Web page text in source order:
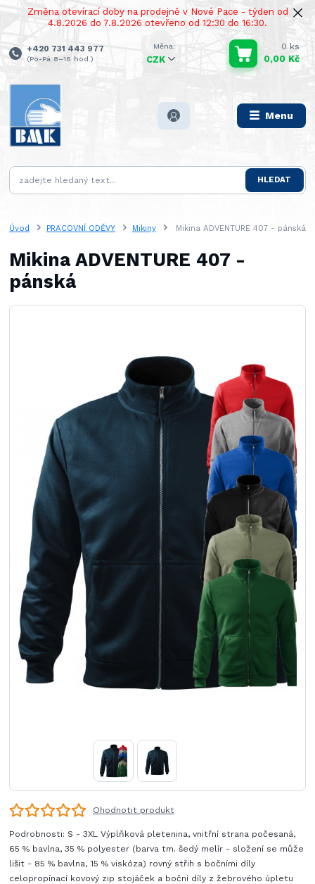
Změna otevírací doby na prodejně v Nové Pace - týden od
4.8.2026 do 7.8.2026 otevřeno od 12:30 do 16:30.
Menu
CZK
HLEDAT
+420 731 443 977
(Po-Pá 8–16 hod.)
0 ks
0,00 Kč
Úvod PRACOVNÍ ODĚVY Mikiny Mikina ADVENTURE 407 - pánská
Mikina ADVENTURE 407 -
pánská
Ohodnotit produkt
Podrobnosti: S - 3XL Výplňková pletenina, vnitřní strana počesaná,
65 % bavlna, 35 % polyester (barva tm. šedý melír - složení se může
lišit - 85 % bavlna, 15 % viskóza) rovný střih s bočními díly
celopropínací kovový zip stojáček a boční díly z žebrového úpletu